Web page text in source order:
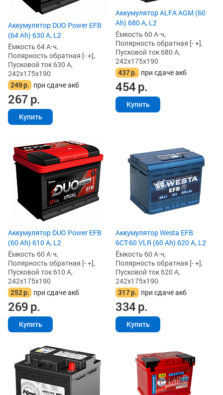
Аккумулятор DUO Power EFB
(64 Ah) 630 А, L2
Ёмкость 64 А·ч,
Полярность обратная [- +],
Пусковой ток 630 А,
242x175x190
249р. при сдаче акб
267р.
Купить
Аккумулятор ALFA AGM (60
Ah) 680 А, L2
Ёмкость 60 А·ч,
Полярность обратная [- +],
Пусковой ток 680 А,
242x175x190
437р. при сдаче акб
454р.
Купить
Аккумулятор DUO Power EFB
(60 Ah) 610 А, L2
Ёмкость 60 А·ч,
Полярность обратная [- +],
Пусковой ток 610 А,
242x175x190
252р. при сдаче акб
269р.
Купить
Аккумулятор Westa EFB
6СТ-60 VLR (60 Ah) 620 А, L2
Ёмкость 60 А·ч,
Полярность обратная [- +],
Пусковой ток 620 А,
242x175x190
317р. при сдаче акб
334р.
Купить